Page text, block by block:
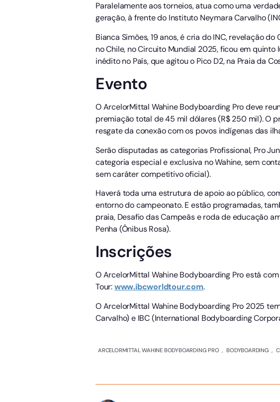
Paralelamente aos torneios, atua como uma
geração, à frente do Instituto Neymara Carvalho
Bianca Simões, 19 anos, é cria do INC, revelação
no Chile, no Circuito Mundial 2025, ficou em
inédito no País, que agitou o Pico D2, na Praia da
Evento
O ArcelorMittal Wahine Bodyboarding Pro deve
premiação total de 45 mil dólares (R$ 250 mil). O
resgate da conexão com os povos indígenas das
Serão disputadas as categorias Profissional, Pro
categoria especial e exclusiva no Wahine, sem
sem caráter competitivo oficial).
Haverá toda uma estrutura de apoio ao público,
entorno do campeonato. E estão programadas,
praia, Desafio das Campeãs e roda de educação
Penha (Ônibus Rosa).
Inscrições
O ArcelorMittal Wahine Bodyboarding Pro está
Tour:www.ibcworldtour.com.
O ArcelorMittal Wahine Bodyboarding Pro 2025
Carvalho) e IBC (International Bodyboarding
ARCELORMITTAL WAHINE BODYBOARDING PRO , BODYBOARDING ,